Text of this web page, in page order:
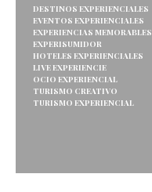
DESTINOS EXPERIENCIALES
EVENTOS EXPERIENCIALES
EXPERIENCIAS MEMORABLES
EXPERISUMIDOR
HOTELES EXPERIENCIALES
LIVE EXPERIENCIE
OCIO EXPERIENCIAL
TURISMO CREATIVO
TURISMO EXPERIENCIAL